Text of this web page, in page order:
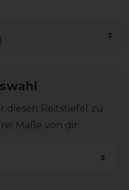
diesen Reitstiefel zu
Maße von dir: